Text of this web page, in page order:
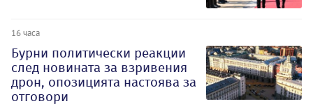
16 часа
Бурни политически реакции
след новината за взривения
дрон, опозицията настоява за
отговори